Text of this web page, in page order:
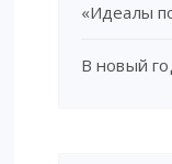
«Идеалы
В новый